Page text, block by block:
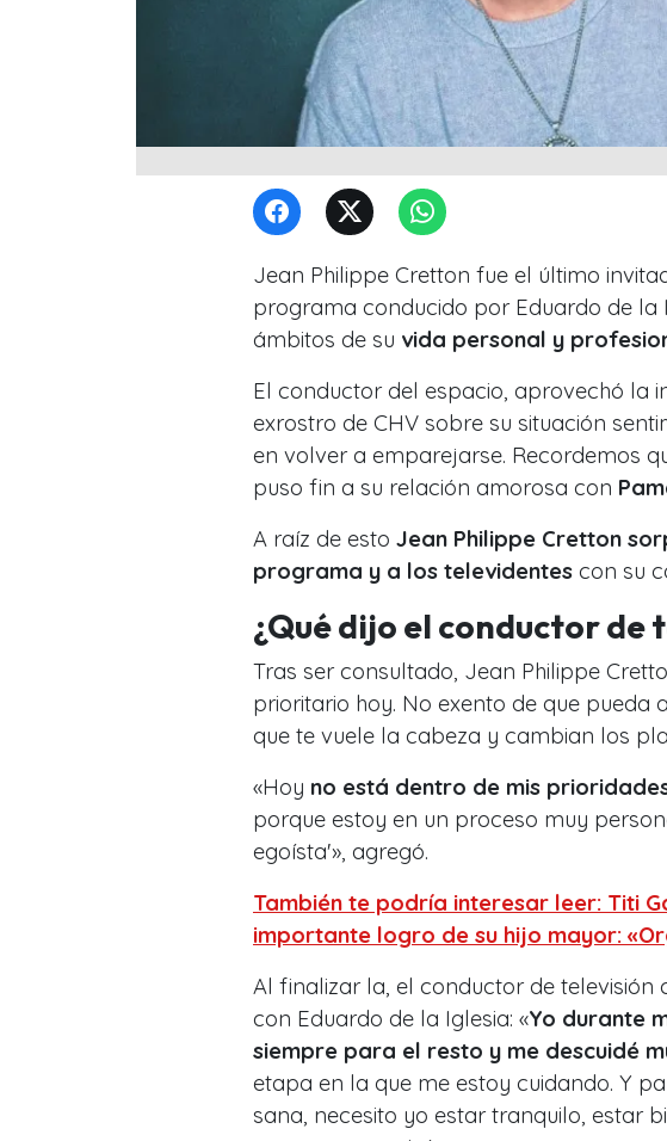
Jean Philippe Cretton fue el último
programa conducido por Eduardo de la
ámbitos de su vida personal y
El conductor del espacio, aprovechó la
exrostro de CHV sobre su situación
en volver a emparejarse. Recordemos
puso fin a su relación amorosa con
A raíz de esto Jean Philippe Cretton
programa y a los televidentes con su
¿Qué dijo el conductor de
Tras ser consultado, Jean Philippe
prioritario hoy. No exento de que pueda
que te vuele la cabeza y cambian los
«Hoy no está dentro de mis
porque estoy en un proceso muy
egoísta'», agregó.
También te podría interesar leer: Titi
importante logro de su hijo mayor:
Al finalizar la, el conductor de
con Eduardo de la Iglesia: «Yo durante
siempre para el resto y me descuidé
etapa en la que me estoy cuidando. Y
sana, necesito yo estar tranquilo, estar